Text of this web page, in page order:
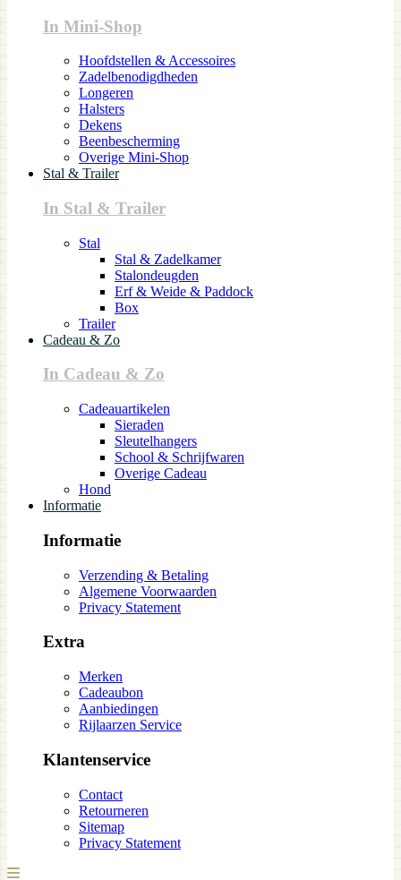
In Mini-Shop
Hoofdstellen & Accessoires
Zadelbenodigdheden
Longeren
Halsters
Dekens
Beenbescherming
Overige Mini-Shop
Stal & Trailer
In Stal & Trailer
Stal
Stal & Zadelkamer
Stalondeugden
Erf & Weide & Paddock
Box
Trailer
Cadeau & Zo
In Cadeau & Zo
Cadeauartikelen
Sieraden
Sleutelhangers
School & Schrijfwaren
Overige Cadeau
Hond
Informatie
Informatie
Verzending & Betaling
Algemene Voorwaarden
Privacy Statement
Extra
Merken
Cadeaubon
Aanbiedingen
Rijlaarzen Service
Klantenservice
Contact
Retourneren
Sitemap
Privacy Statement